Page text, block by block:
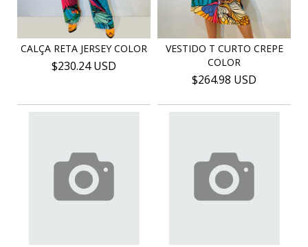
CALÇA RETA JERSEY COLOR
$230.24 USD
VESTIDO T CURTO CREPE
COLOR
$264.98 USD